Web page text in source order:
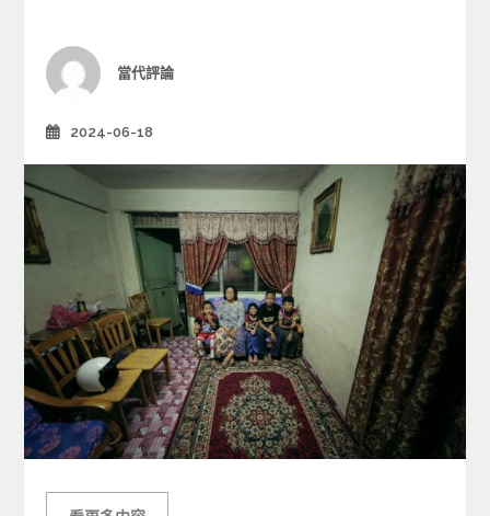
r
s
Author
當代評論
2024-06-18